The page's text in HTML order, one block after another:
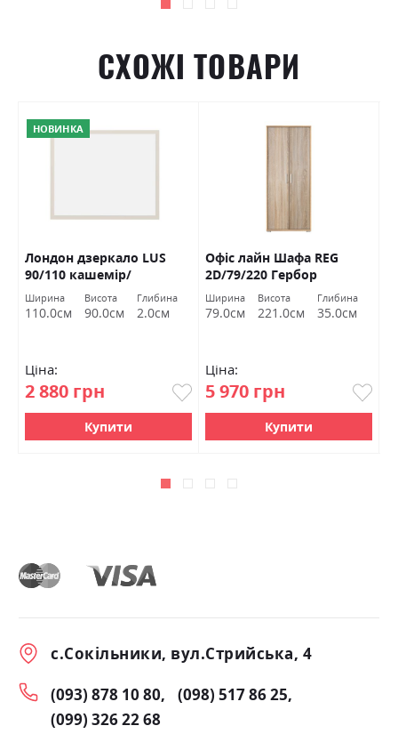
СХОЖІ ТОВАРИ
НОВИНКА
Лондон дзеркало LUS
90/110 кашемір/
антрацит Гербор
Ширина
110.0см
Висота
90.0см
Глибина
2.0см
Ціна:
2 880 грн
Купити
Офіс лайн Шафа REG
2D/79/220 Гербор
Ширина
79.0см
Висота
221.0см
Глибина
35.0см
Ціна:
5 970 грн
Купити
с.Сокільники, вул.Стрийська, 4
(093) 878 10 80
(098) 517 86 25
(099) 326 22 68